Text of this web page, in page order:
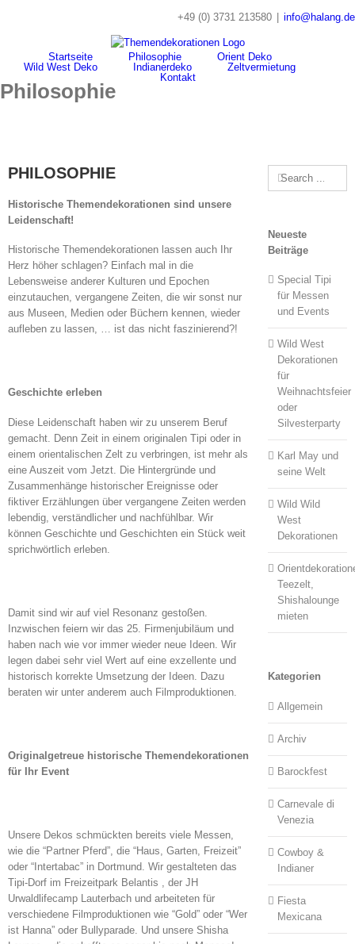
+49 (0) 3731 213580 info@halang.de
Startseite Philosophie
Orient Deko
Wild West Deko
Indianerdeko
Zeltvermietung
Kontakt
Philosophie
PHILOSOPHIE
Historische Themendekorationen sind unsere
Leidenschaft!
Historische Themendekorationen lassen auch Ihr
Herz höher schlagen? Einfach mal in die
Lebensweise anderer Kulturen und Epochen
einzutauchen, vergangene Zeiten, die wir sonst nur
aus Museen, Medien oder Büchern kennen, wieder
aufleben zu lassen, … ist das nicht faszinierend?!
Geschichte erleben
Diese Leidenschaft haben wir zu unserem Beruf
gemacht. Denn Zeit in einem originalen Tipi oder in
einem orientalischen Zelt zu verbringen, ist mehr als
eine Auszeit vom Jetzt. Die Hintergründe und
Zusammenhänge historischer Ereignisse oder
fiktiver Erzählungen über vergangene Zeiten werden
lebendig, verständlicher und nachfühlbar. Wir
können Geschichte und Geschichten ein Stück weit
sprichwörtlich erleben.
Damit sind wir auf viel Resonanz gestoßen.
Inzwischen feiern wir das 25. Firmenjubiläum und
haben nach wie vor immer wieder neue Ideen. Wir
legen dabei sehr viel Wert auf eine exzellente und
historisch korrekte Umsetzung der Ideen. Dazu
beraten wir unter anderem auch Filmproduktionen.
Originalgetreue historische Themendekorationen
für Ihr Event
Unsere Dekos schmückten bereits viele Messen,
wie die “Partner Pferd”, die “Haus, Garten, Freizeit”
oder “Intertabac” in Dortmund. Wir gestalteten das
Tipi-Dorf im Freizeitpark Belantis , der JH
Urwaldlifecamp Lauterbach und arbeiteten für
verschiedene Filmproduktionen wie “Gold” oder “Wer
ist Hanna” oder Bullyparade. Und unsere Shisha
Search
for:
Neueste
Beiträge
Special Tipi
für Messen
und Events
Wild West
Dekorationen
für
Weihnachtsfeier
oder
Silvesterparty
Karl May und
seine Welt
Wild Wild
West
Dekorationen
Teezelt,
Shishalounge
mieten
Kategorien
Allgemein
Archiv
Barockfest
Carnevale di
Venezia
Cowboy &
Indianer
Fiesta
Mexicana